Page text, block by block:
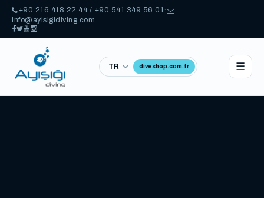
+90 216 418 22 44 / +90 541 349 56 01·
info@ayisigidiving.com
diveshop.com.tr ☰